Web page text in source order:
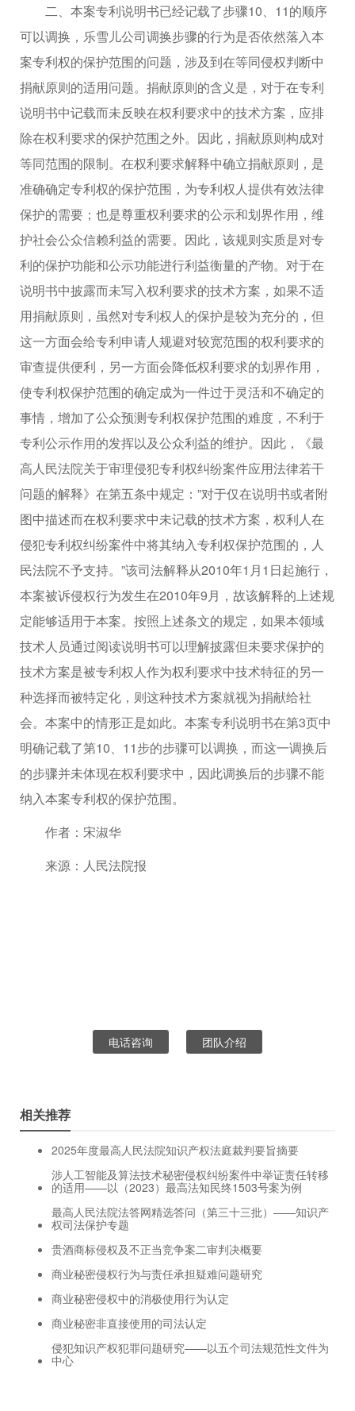
二、本案专利说明书已经记载了步骤10、11的顺序
可以调换，乐雪儿公司调换步骤的行为是否依然落入本
案专利权的保护范围的问题，涉及到在等同侵权判断中
捐献原则的适用问题。捐献原则的含义是，对于在专利
说明书中记载而未反映在权利要求中的技术方案，应排
除在权利要求的保护范围之外。因此，捐献原则构成对
等同范围的限制。在权利要求解释中确立捐献原则，是
准确确定专利权的保护范围，为专利权人提供有效法律
保护的需要；也是尊重权利要求的公示和划界作用，维
护社会公众信赖利益的需要。因此，该规则实质是对专
利的保护功能和公示功能进行利益衡量的产物。对于在
说明书中披露而未写入权利要求的技术方案，如果不适
用捐献原则，虽然对专利权人的保护是较为充分的，但
这一方面会给专利申请人规避对较宽范围的权利要求的
审查提供便利，另一方面会降低权利要求的划界作用，
使专利权保护范围的确定成为一件过于灵活和不确定的
事情，增加了公众预测专利权保护范围的难度，不利于
专利公示作用的发挥以及公众利益的维护。因此，《最
高人民法院关于审理侵犯专利权纠纷案件应用法律若干
问题的解释》在第五条中规定：”对于仅在说明书或者附
图中描述而在权利要求中未记载的技术方案，权利人在
侵犯专利权纠纷案件中将其纳入专利权保护范围的，人
民法院不予支持。”该司法解释从2010年1月1日起施行，
本案被诉侵权行为发生在2010年9月，故该解释的上述规
定能够适用于本案。按照上述条文的规定，如果本领域
技术人员通过阅读说明书可以理解披露但未要求保护的
技术方案是被专利权人作为权利要求中技术特征的另一
种选择而被特定化，则这种技术方案就视为捐献给社
会。本案中的情形正是如此。本案专利说明书在第3页中
明确记载了第10、11步的步骤可以调换，而这一调换后
的步骤并未体现在权利要求中，因此调换后的步骤不能
纳入本案专利权的保护范围。
作者：宋淑华
来源：人民法院报
电话咨询 团队介绍
相关推荐
2025年度最高人民法院知识产权法庭裁判要旨摘要
涉人工智能及算法技术秘密侵权纠纷案件中举证责任转移
的适用——以（2023）最高法知民终1503号案为例
最高人民法院法答网精选答问（第三十三批）——知识产
权司法保护专题
贵酒商标侵权及不正当竞争案二审判决概要
商业秘密侵权行为与责任承担疑难问题研究
商业秘密侵权中的消极使用行为认定
商业秘密非直接使用的司法认定
侵犯知识产权犯罪问题研究——以五个司法规范性文件为
中心